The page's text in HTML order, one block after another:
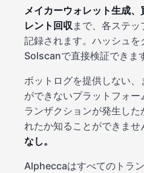
メイカーウォレット生成
レント回収まで、各ステ
記録されます。ハッシュを
Solscanで直接検証できま
ボットログを提供しない
ができないプラットフォー
ランザクションが発生し
れたか知ることができませ
なし。
Alpheccaはすべてのトラ